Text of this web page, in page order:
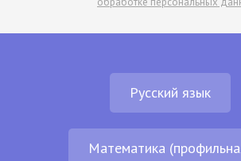
Русский язык
Математика